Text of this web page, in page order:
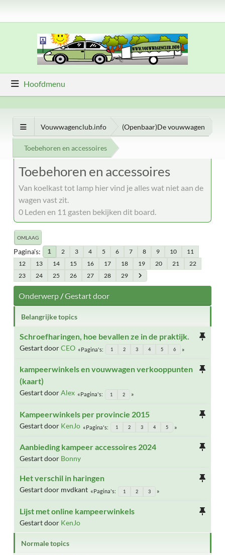
Hoofdmenu
Vouwwagenclub.info (Openbaar)De vouwwagen
Toebehoren en accessoires
Toebehoren en accessoires
Van koelkast tot lamp hier vind je alles wat niet aan de
wagen vast zit.
0 Leden en 11 gasten bekijken dit board.
OMLAAG
Pagina's 1 2 3 4 5 6 7 8 9 10
11
12
13 14 15 16 17 18 19 20 21
22
23
24 25 26 27 28 29
Onderwerp/Gestart door
Belangrijke topics
Schroefharingen, hoe bevallen ze in de praktijk.
Gestart doorCEO Pagina's 1 2 3 4 5 6
kampeerwinkels en vouwwagen verkooppunten
(kaart)
Gestart doorAlex Pagina's 1 2
Kampeerwinkels per provincie 2015
Gestart door KenJo Pagina's 1 2 3 4 5
Aanbieding kampeer accessoires 2024
Gestart door Bonny
Het verschil in haringen
Gestart door mvdkant Pagina's 1 2 3
Lijst met online kampeerwinkels
Gestart door KenJo
Normale topics